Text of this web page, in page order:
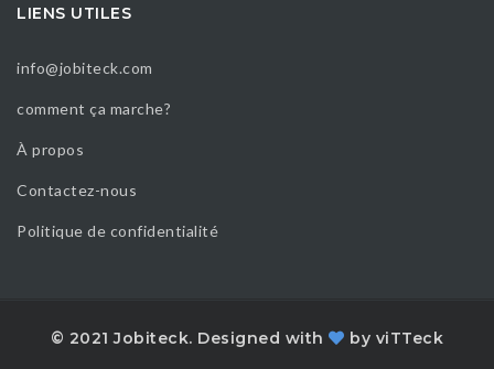
LIENS UTILES
info@jobiteck.com
comment ça marche?
À propos
Contactez-nous
Politique de confidentialité
© 2021 Jobiteck. Designed with by viTTeck